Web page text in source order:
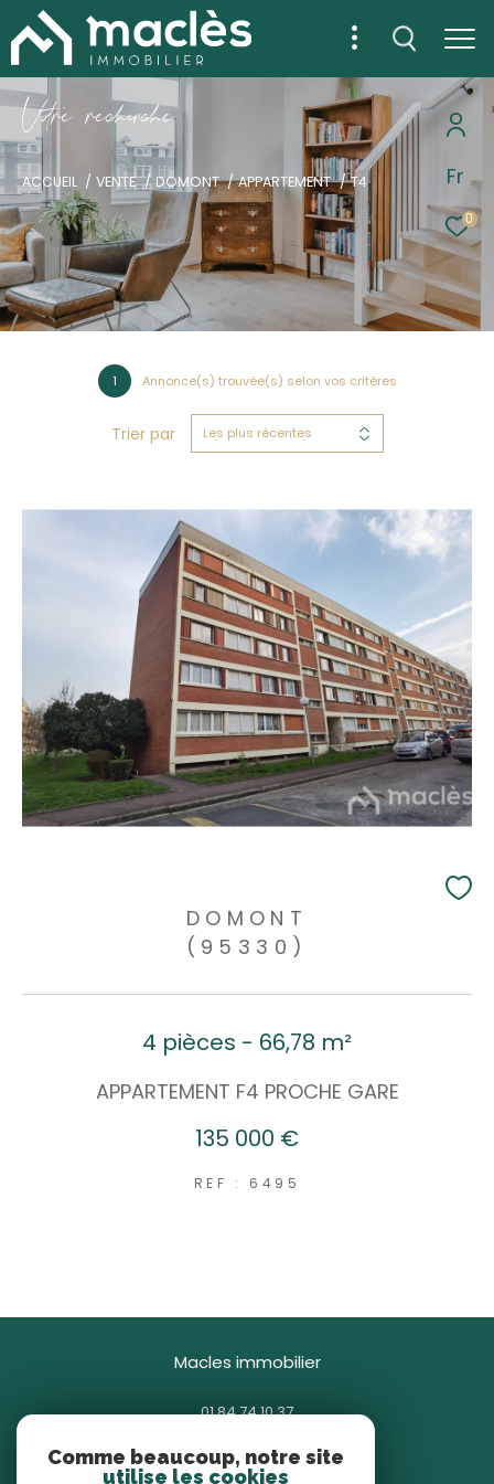
Fr
0
Vore recece
ACCUEIL VENTE DOMONT APPARTEMENT T4
1 Annonce(s) trouvée(s) selon vos critères
Trier par Les plus récentes
DOMONT
(95330)
4 pièces - 66,78 m²
APPARTEMENT F4 PROCHE GARE
135 000 €
REF : 6495
macles immobilier
01 84 74 10 37
85 avenue Général Gallieni
Comme beaucoup, notre site
utilise les cookies